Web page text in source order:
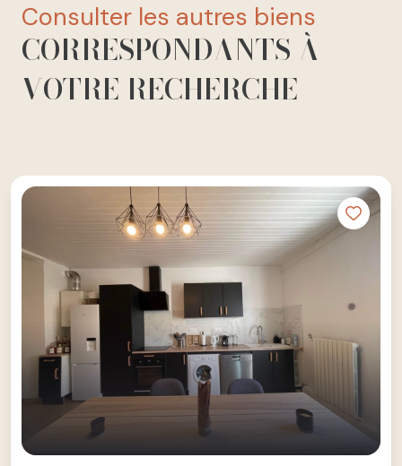
consulter les autres biens
CORRESPONDANTS À
VOTRE RECHERCHE